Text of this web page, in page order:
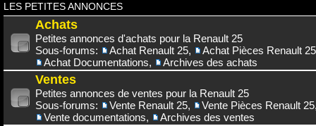
LES PETITES ANNONCES
Achats
Petites annonces d'achats pour la Renault 25
Sous-forums:
Achat Renault 25,
Achat Pièces Renault 25
Achat Documentations, Archives des achats
Ventes
Petites annonces de ventes pour la Renault 25
Sous-forums:
Vente Renault 25, Vente Pièces Renault 25
Vente documentations, Archives des ventes